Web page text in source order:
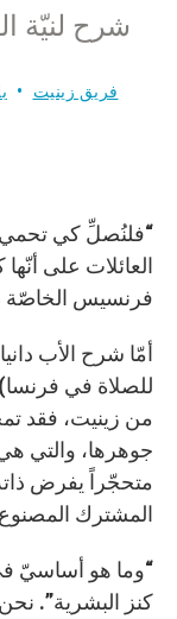
شرح لنيّة
فريق زينيت
“فلنُصلِّ كي تحمي
العائلات على أنّها
فرنسيس الخاصّة
أمّا شرح الأب
للصلاة في
من زينيت، فقد
جوهرها، والتي
متحجّراً يفرض
المشترك
“وما هو أساسيّ في
كنز البشرية”. نحن